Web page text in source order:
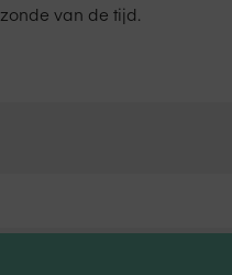
zonde van de tijd.